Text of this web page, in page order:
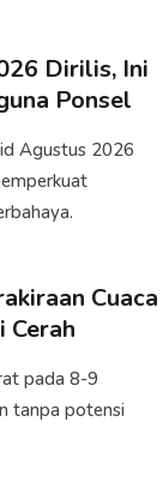
Dirilis, Ini
Ponsel
Agustus 2026
Cuaca
Cerah
pada 8-9
tanpa potensi